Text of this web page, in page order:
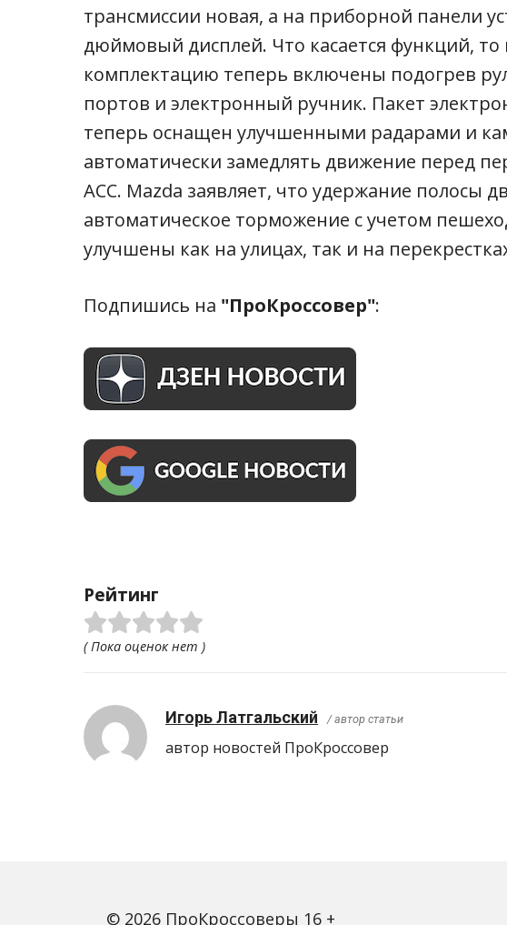
трансмиссии новая, а на приборной панели
дюймовый дисплей. Что касается функций, то
комплектацию теперь включены подогрев
портов и электронный ручник. Пакет
теперь оснащен улучшенными радарами и
автоматически замедлять движение перед
ACC. Mazda заявляет, что удержание полосы
автоматическое торможение с учетом
улучшены как на улицах, так и на
Подпишись на "ПроКроссовер":
Рейтинг
( Пока оценок нет )
Игорь Латгальский / автор статьи
автор новостей ПроКроcсовер
© 2026 ПроКроссоверы 16 +